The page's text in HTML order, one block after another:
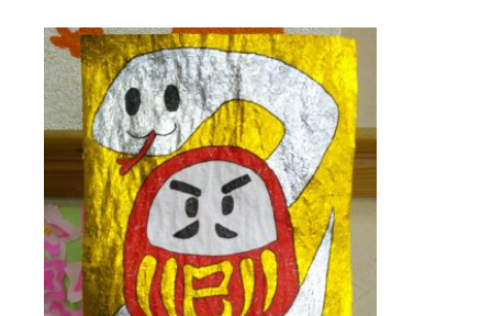
短期入所療養介護ショー
長寿の里通所リハビリテ
長寿の里 デイサービスセ
トピック・写真
デイサービス便り
グループホーム便り
活動のご